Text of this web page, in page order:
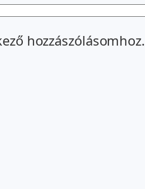
hozzászólásomhoz.